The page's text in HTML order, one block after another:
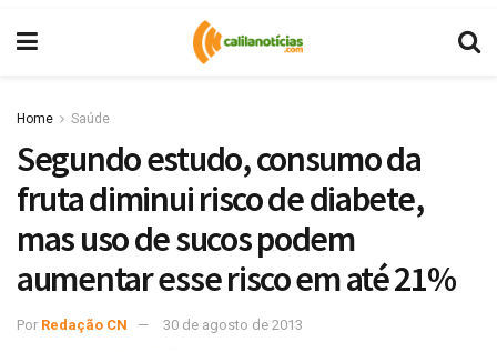
Home Saúde
Segundo estudo, consumo da
fruta diminui risco de diabete,
mas uso de sucos podem
aumentar esse risco em até 21%
Por Redação CN 30 de agosto de 2013